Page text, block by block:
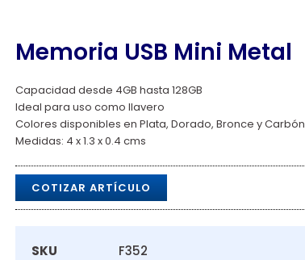
Memoria USB Mini Metal
Capacidad desde 4GB hasta 128GB
Ideal para uso como llavero
Colores disponibles en Plata, Dorado, Bronce y Carbón
Medidas: 4 x 1.3 x 0.4 cms
COTIZAR ARTÍCULO
SKU
F352